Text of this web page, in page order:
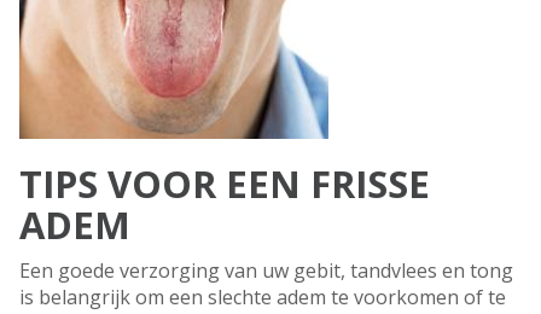
TIPS VOOR EEN FRISSE
ADEM
Een goede verzorging van uw gebit, tandvlees en tong
is belangrijk om een slechte adem te voorkomen of te